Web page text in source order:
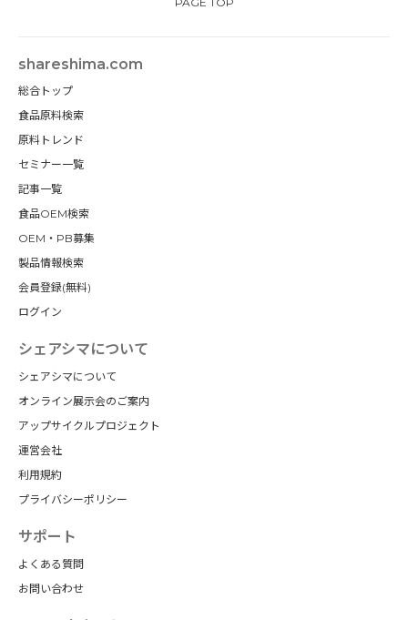
shareshima.com
総合トップ
食品原料検索
原料トレンド
セミナー一覧
記事一覧
食品OEM検索
OEM・PB募集
製品情報検索
会員登録(無料)
ログイン
シェアシマについて
シェアシマについて
オンライン展示会のご案内
アップサイクルプロジェクト
運営会社
利用規約
プライバシーポリシー
サポート
よくある質問
お問い合わせ